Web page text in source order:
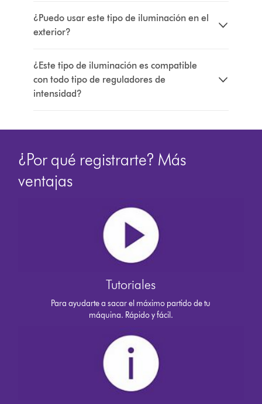
¿Puedo usar este tipo de iluminación en el
exterior?
¿Este tipo de iluminación es compatible
con todo tipo de reguladores de
intensidad?
¿Por qué registrarte? Más
ventajas
Tutoriales
Para ayudarte a sacar el máximo partido de tu
máquina. Rápido y fácil.